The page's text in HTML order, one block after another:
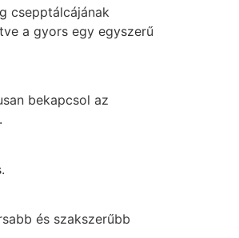
csepptálcájának
a gyors egy egyszerű
bekapcsol az
és szakszerűbb